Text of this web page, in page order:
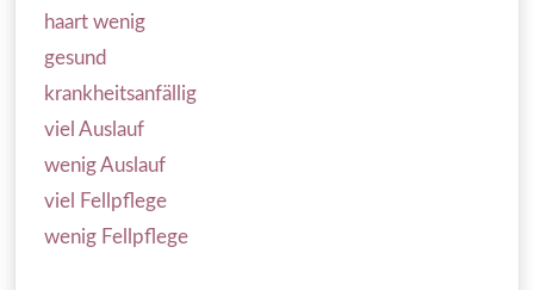
haart wenig
gesund
krankheitsanfällig
viel Auslauf
wenig Auslauf
viel Fellpflege
wenig Fellpflege